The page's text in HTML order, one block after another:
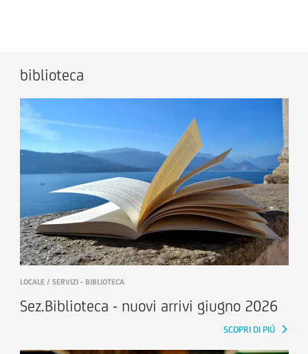
biblioteca
LOCALE / SERVIZI - BIBLIOTECA
Sez.Biblioteca - nuovi arrivi giugno 2026
SCOPRI DI PIÚ